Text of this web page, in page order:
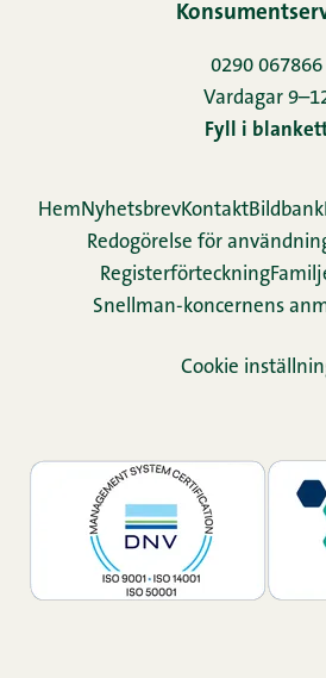
0290 067866
Vardagar
Fyll i
HemNyhetsbrevKontaktBildbank
Redogörelse för
Re­gis­ter­för­teck­ning
Snellman-koncernens
Cookie